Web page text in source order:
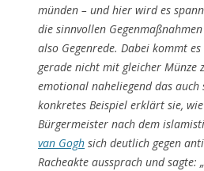
münden – und hier wird es
die sinnvollen Gegenmaßnahmen
also Gegenrede. Dabei kommt
gerade nicht mit gleicher Münze
emotional naheliegend das auch
konkretes Beispiel erklärt sie,
Bürgermeister nach dem
van Gogh sich deutlich gegen
Racheakte aussprach und sagte: